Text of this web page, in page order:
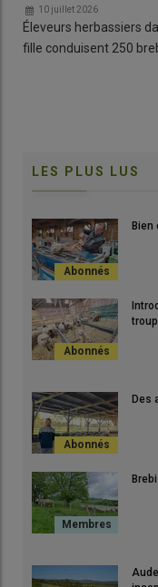
10 juillet 2026
Éleveurs herbassiers
fille conduisent 250
LES PLUS LUS
Bien
Des